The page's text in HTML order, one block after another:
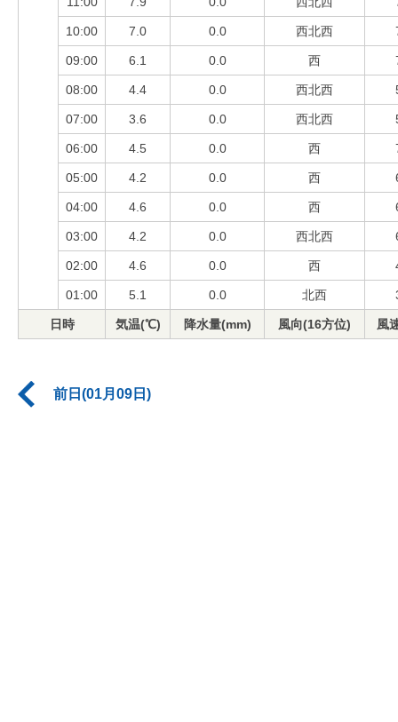
10:00 7.0 0.0 西北西
09:00 6.1 0.0 西
08:00 4.4 0.0 西北西
07:00 3.6 0.0 西北西
06:00 4.5 0.0 西
05:00 4.2 0.0 西
04:00 4.6 0.0 西
03:00 4.2 0.0 西北西
02:00 4.6 0.0 西
01:00 5.1 0.0 北西
日時 気温(℃) 降水量(mm) 風向(16方位) 風
前日(01月09日)